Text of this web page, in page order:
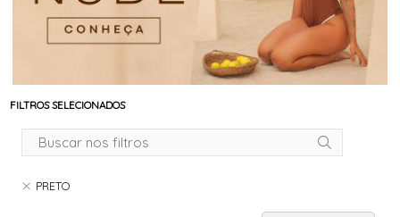
FILTROS SELECIONADOS
PRETO